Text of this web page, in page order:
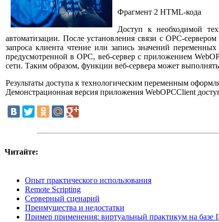
Фрагмент 2 HTML-кода
Доступ к необходимой
автоматизации. После установления связи с OPC-
запроса клиента чтение или запись значений
предусмотренной в OPC, веб-сервер с приложением
сети. Таким образом, функции веб-сервера может
Результаты доступа к технологическим переменным
Демонстрационная версия приложения WebOPCClient
Читайте:
Опыт практического использования
Remote Scripting
Серверный сценарий
Преимущества и недостатки
Пример применения: виртуальный практикум на базе